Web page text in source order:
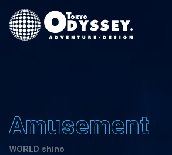
Amusement
WORLD shino